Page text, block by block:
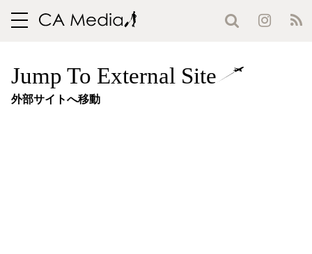
toggle
Jump To External Site
外部サイトへ移動